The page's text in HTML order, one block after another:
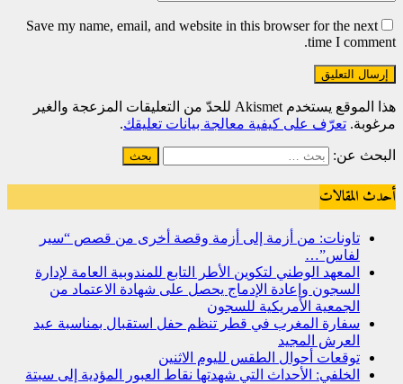
Save my name, email, and website in this browser for the next
time I comment.
هذا الموقع يستخدم Akismet للحدّ من التعليقات المزعجة والغير
مرغوبة. تعرّف على كيفية معالجة بيانات تعليقك.
البحث عن:
أحدث المقالات
تاونات: من أزمة إلى أزمة وقصة أخرى من قصص “سير
لفاس”…
المعهد الوطني لتكوين الأطر التابع للمندوبية العامة لإدارة
السجون وإعادة الإدماج يحصل على شهادة الاعتماد من
الجمعية الأمريكية للسجون
سفارة المغرب في قطر تنظم حفل استقبال بمناسبة عيد
العرش المجيد
توقعات أحوال الطقس لليوم الاثنين
الخلفي: الأحداث التي شهدتها نقاط العبور المؤدية إلى سبتة